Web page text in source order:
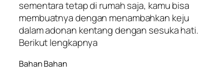
sementara tetap di rumah saja, kamu bisa
membuatnya dengan menambahkan keju
dalam adonan kentang dengan sesuka hati.
Berikut lengkapnya
Bahan Bahan